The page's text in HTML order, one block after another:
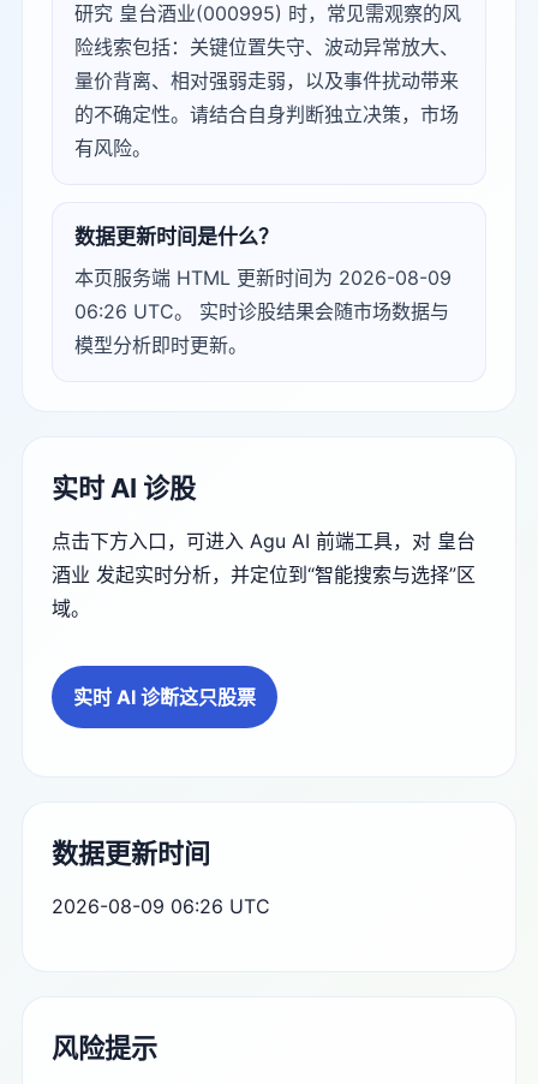
研究 皇台酒业(000995) 时，常见需观察的风
险线索包括：关键位置失守、波动异常放大、
量价背离、相对强弱走弱，以及事件扰动带来
的不确定性。请结合自身判断独立决策，市场
有风险。
数据更新时间是什么？
本页服务端 HTML 更新时间为 2026-08-09
06:26 UTC。 实时诊股结果会随市场数据与
模型分析即时更新。
实时 AI 诊股
点击下方入口，可进入 Agu AI 前端工具，对 皇台
酒业 发起实时分析，并定位到“智能搜索与选择”区
域。
实时 AI 诊断这只股票
数据更新时间
2026-08-09 06:26 UTC
风险提示